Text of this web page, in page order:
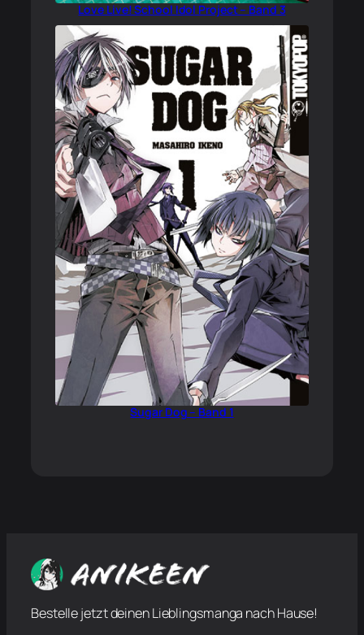
Love Live! School Idol Project – Band 3
Sugar Dog – Band 1
Bestelle jetzt deinen Lieblingsmanga nach Hause!